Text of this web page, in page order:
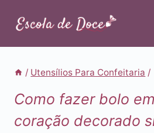
para
/ Utensílios Para Confeitaria /
Como fazer bolo
coração decorado